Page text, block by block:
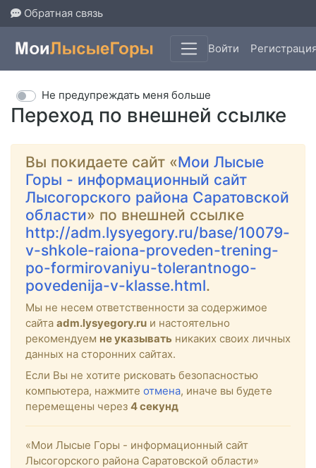
Обратная связь
Войти
Переход по внешней ссылке
Не предупреждать меня больше
Вы покидаете сайт «Мои Лысые
Горы - информационный сайт
Лысогорского района Саратовской
области» по внешней ссылке
http://adm.lysyegory.ru/base/10079-
v-shkole-raiona-proveden-trening-
po-formirovaniyu-tolerantnogo-
povedenija-v-klasse.html.
Мы не несем ответственности за содержимое
сайта adm.lysyegory.ru и настоятельно
рекомендуем не указывать никаких своих личных
данных на сторонних сайтах.
Если Вы не хотите рисковать безопасностью
компьютера, нажмите отмена, иначе вы будете
перемещены через 4секунд
«Мои Лысые Горы - информационный сайт
Лысогорского района Саратовской области»